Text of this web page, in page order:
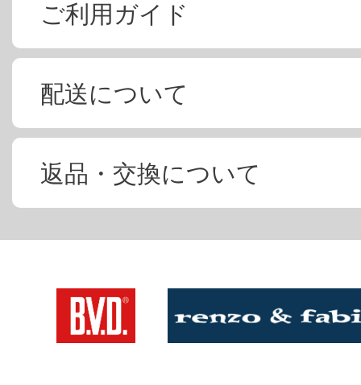
ご利用ガイド
配送について
返品・交換について